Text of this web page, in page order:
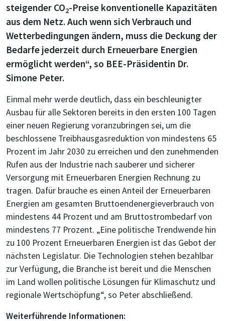
steigender CO2-Preise konventionelle Kapazitäten
aus dem Netz. Auch wenn sich Verbrauch und
Wetterbedingungen ändern, muss die Deckung der
Bedarfe jederzeit durch Erneuerbare Energien
ermöglicht werden“, so BEE-Präsidentin Dr.
Simone Peter.
Einmal mehr werde deutlich, dass ein beschleunigter
Ausbau für alle Sektoren bereits in den ersten 100 Tagen
einer neuen Regierung voranzubringen sei, um die
beschlossene Treibhausgasreduktion von mindestens 65
Prozent im Jahr 2030 zu erreichen und den zunehmenden
Rufen aus der Industrie nach sauberer und sicherer
Versorgung mit Erneuerbaren Energien Rechnung zu
tragen. Dafür brauche es einen Anteil der Erneuerbaren
Energien am gesamten Bruttoendenergieverbrauch von
mindestens 44 Prozent und am Bruttostrombedarf von
mindestens 77 Prozent. „Eine politische Trendwende hin
zu 100 Prozent Erneuerbaren Energien ist das Gebot der
nächsten Legislatur. Die Technologien stehen bezahlbar
zur Verfügung, die Branche ist bereit und die Menschen
im Land wollen politische Lösungen für Klimaschutz und
regionale Wertschöpfung“, so Peter abschließend.
Weiterführende Informationen: